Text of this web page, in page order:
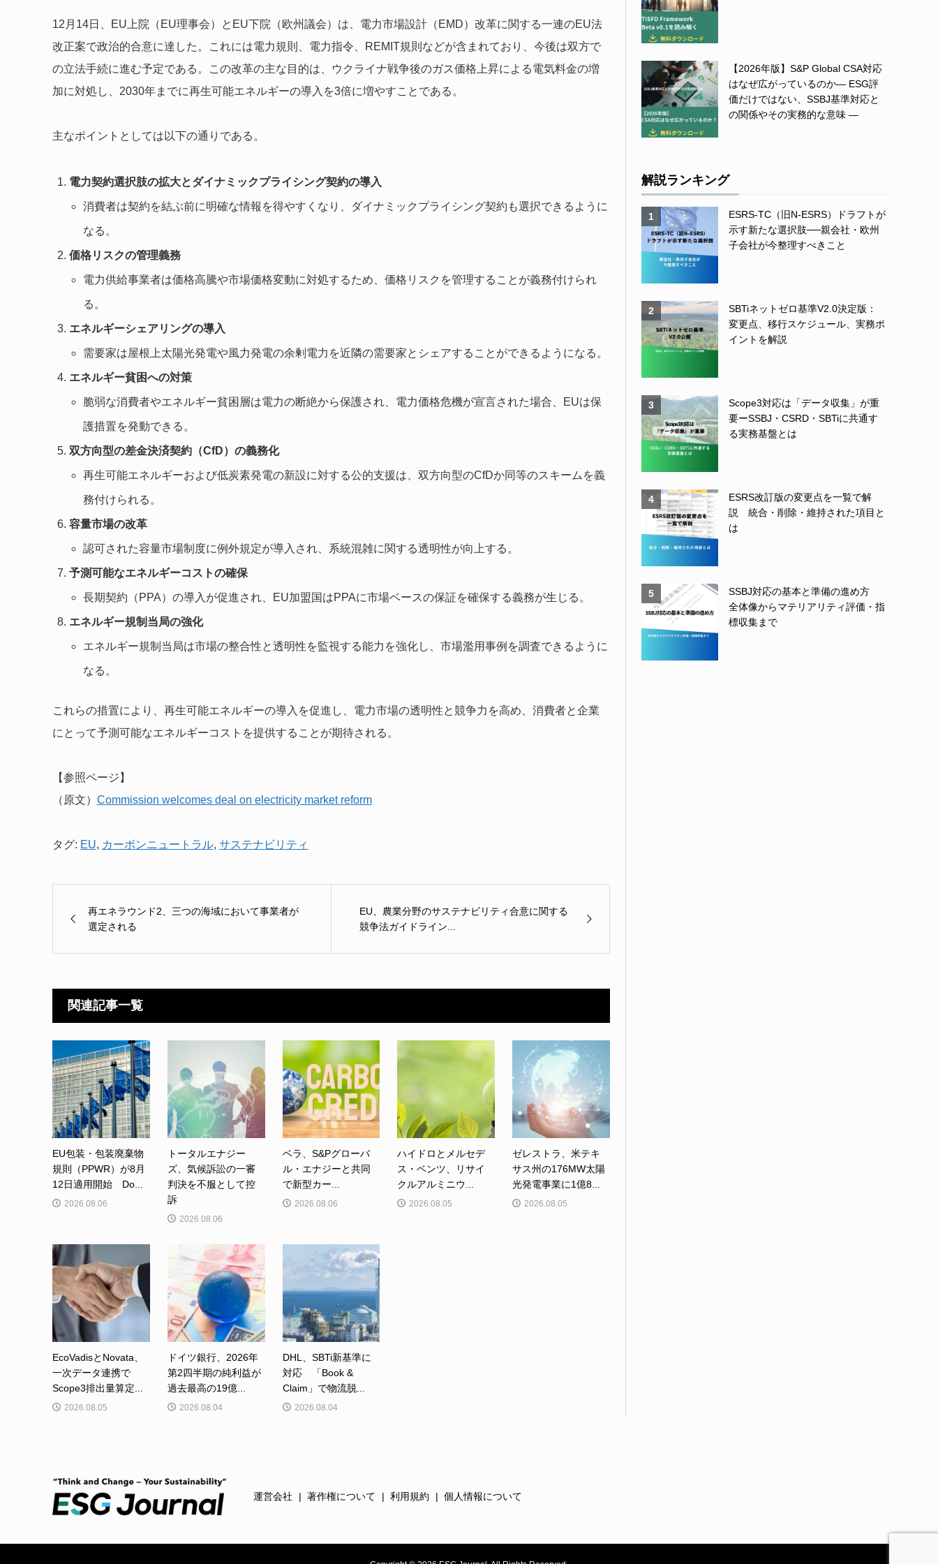
12月14日、EU上院（EU理事会）とEU下院（欧州議会）は、電力市場設計（EMD）改革に関する一連のEU法
改正案で政治的合意に達した。これには電力規則、電力指令、REMIT規則などが含まれており、今後は双方で
の立法手続に進む予定である。この改革の主な目的は、ウクライナ戦争後のガス価格上昇による電気料金の増
加に対処し、2030年までに再生可能エネルギーの導入を3倍に増やすことである。
主なポイントとしては以下の通りである。
電力契約選択肢の拡大とダイナミックプライシング契約の導入
消費者は契約を結ぶ前に明確な情報を得やすくなり、ダイナミックプライシング契約も選択できるように
なる。
価格リスクの管理義務
電力供給事業者は価格高騰や市場価格変動に対処するため、価格リスクを管理することが義務付けられ
る。
エネルギーシェアリングの導入
需要家は屋根上太陽光発電や風力発電の余剰電力を近隣の需要家とシェアすることができるようになる。
エネルギー貧困への対策
脆弱な消費者やエネルギー貧困層は電力の断絶から保護され、電力価格危機が宣言された場合、EUは保
護措置を発動できる。
双方向型の差金決済契約（CfD）の義務化
再生可能エネルギーおよび低炭素発電の新設に対する公的支援は、双方向型のCfDか同等のスキームを義
務付けられる。
容量市場の改革
認可された容量市場制度に例外規定が導入され、系統混雑に関する透明性が向上する。
予測可能なエネルギーコストの確保
長期契約（PPA）の導入が促進され、EU加盟国はPPAに市場ベースの保証を確保する義務が生じる。
エネルギー規制当局の強化
エネルギー規制当局は市場の整合性と透明性を監視する能力を強化し、市場濫用事例を調査できるように
なる。
これらの措置により、再生可能エネルギーの導入を促進し、電力市場の透明性と競争力を高め、消費者と企業
にとって予測可能なエネルギーコストを提供することが期待される。
【参照ページ】
（原文） Commission welcomes deal on electricity market reform
タグ: EU, カーボンニュートラル, サステナビリティ
再エネラウンド2、三つの海域において事業者が
選定される
EU、農業分野のサステナビリティ合意に関する
競争法ガイドライン...
関連記事一覧
EU包装・包装廃棄物
規則（PPWR）が8月
12日適用開始 Do...
2026.08.06
トータルエナジー
ズ、気候訴訟の一審
判決を不服として控
訴
2026.08.06
ベラ、S&Pグローバ
ル・エナジーと共同
で新型カー...
2026.08.06
ハイドロとメルセデ
ス・ベンツ、リサイ
クルアルミニウ...
2026.08.05
ゼレストラ、米テキ
サス州の176MW太陽
光発電事業に1億8...
2026.08.05
EcoVadisとNovata、
一次データ連携で
Scope3排出量算定...
2026.08.05
ドイツ銀行、2026年
第2四半期の純利益が
過去最高の19億...
2026.08.04
DHL、SBTi新基準に
対応 「Book &
Claim」で物流脱...
2026.08.04
【2026年版】S&P Global CSA対応
はなぜ広がっているのか― ESG評
価だけではない、SSBJ基準対応と
の関係やその実務的な意味 ―
解説ランキング
1
ESRS-TC（旧N-ESRS）ドラフトが
示す新たな選択肢──親会社・欧州
子会社が今整理すべきこと
2
SBTiネットゼロ基準V2.0決定版：
変更点、移行スケジュール、実務ポ
イントを解説
3
Scope3対応は「データ収集」が重
要ーSSBJ・CSRD・SBTiに共通す
る実務基盤とは
4
ESRS改訂版の変更点を一覧で解
説 統合・削除・維持された項目と
は
5
SSBJ対応の基本と準備の進め方
全体像からマテリアリティ評価・指
標収集まで
運営会社 著作権について 利用規約 個人情報について